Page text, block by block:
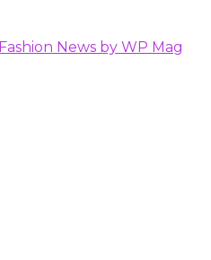
Fashion News by WP Mag